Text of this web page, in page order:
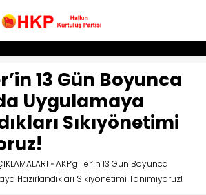
13 Gün Boyunca
Uygulamaya
Sıkıyönetimi
»AKP’giller’in 13 Gün Boyunca
Hazırlandıkları Sıkıyönetimi Tanımıyoruz!